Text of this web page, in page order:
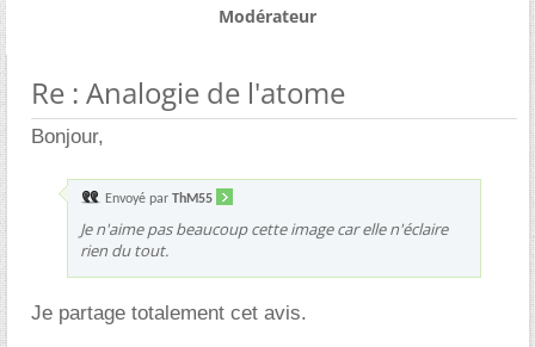
Modérateur
Re : Analogie de l'atome
Bonjour,
Envoyé par ThM55
Je n'aime pas beaucoup cette image car elle n'éclaire
rien du tout.
Je partage totalement cet avis.